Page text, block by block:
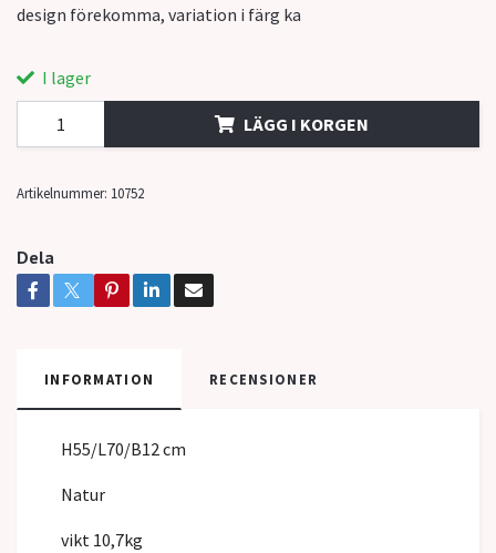
design förekomma, variation i färg ka
I lager
LÄGG I KORGEN
Artikelnummer: 10752
Dela
INFORMATION RECENSIONER
H55/L70/B12 cm
Natur
vikt 10,7kg